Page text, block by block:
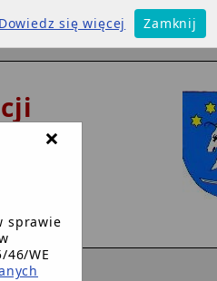
Dowiedz się więcej Zamknij
×
sprawie
WE